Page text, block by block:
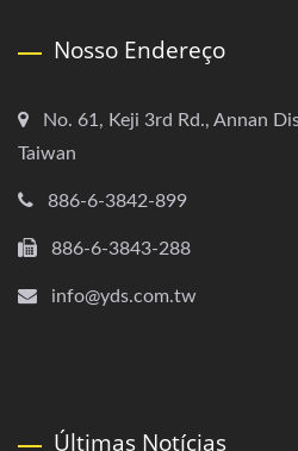
Nosso Endereço
No. 61, Keji 3rd Rd., Annan
Taiwan
886-6-3842-899
886-6-3843-288
info@yds.com.tw
Últimas Notícias